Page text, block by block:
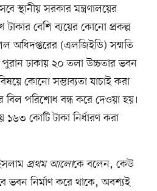
স্থানীয় সরকার মন্ত্রণালয়ের
বেশি ব্যয়ের কোনো প্রকল্প
অধিদপ্তরের (এলজিইডি) সম্মতি
পুরান ঢাকায় ২০ তলা উচ্চতার ভবন
কোনো সম্ভাব্যতা যাচাই করা
বিল পরিশোধ বন্ধ করে দেওয়া হয়।
১৬৩ কোটি টাকা নির্ধারণ করা
প্রথম আলোকে বলেন, কেউ
ভবন নির্মাণ করে থাকে, অবশ্যই